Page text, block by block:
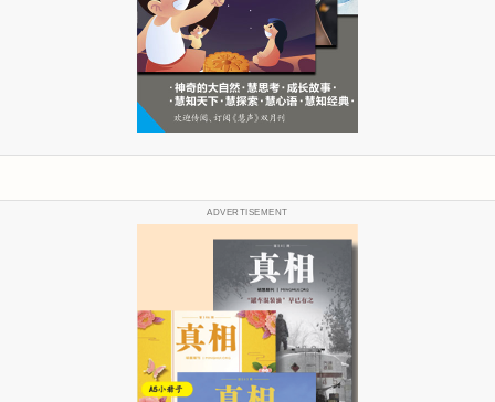
ADVERTISEMENT